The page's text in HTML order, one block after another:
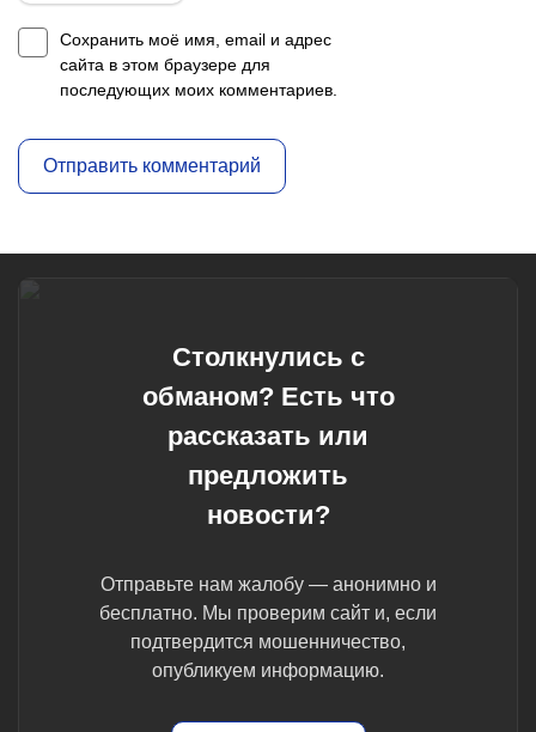
Сохранить моё имя, email и адрес
сайта в этом браузере для
последующих моих комментариев.
Столкнулись с
обманом? Есть что
рассказать или
предложить
новости?
Отправьте нам жалобу — анонимно и
бесплатно. Мы проверим сайт и, если
подтвердится мошенничество,
опубликуем информацию.